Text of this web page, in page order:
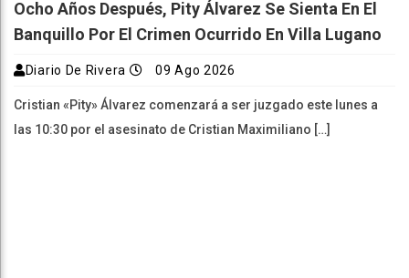
Ocho Años Después, Pity Álvarez Se Sienta En El
Banquillo Por El Crimen Ocurrido En Villa Lugano
Diario De Rivera 09 Ago 2026
Cristian «Pity» Álvarez comenzará a ser juzgado este lunes a
las 10:30 por el asesinato de Cristian Maximiliano […]